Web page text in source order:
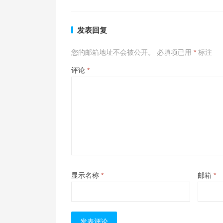
发表回复
您的邮箱地址不会被公开。 必填项已用 * 标注
评论 *
显示名称 * 邮箱 *